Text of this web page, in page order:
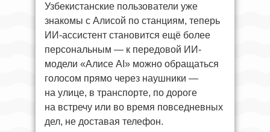
Узбекистанские пользователи уже
знакомы с Алисой по станциям, теперь
ИИ-ассистент становится ещё более
персональным — к передовой ИИ-
модели «Алисе AI» можно обращаться
голосом прямо через наушники —
на улице, в транспорте, по дороге
на встречу или во время повседневных
дел, не доставая телефон.